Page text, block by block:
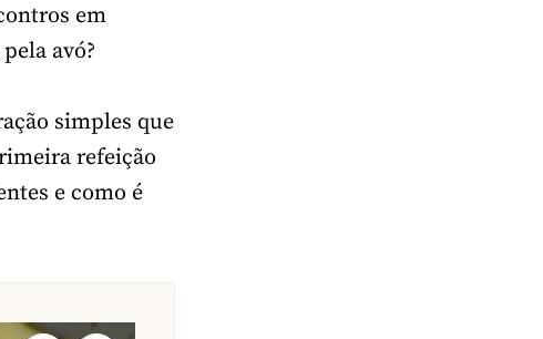
em
avó?
simples que
refeição
e como é